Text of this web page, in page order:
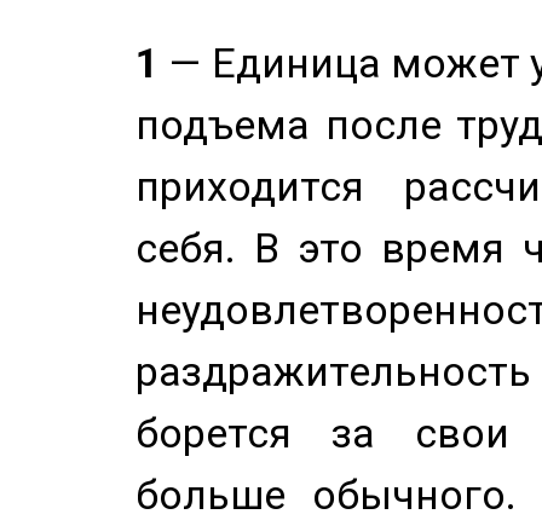
1 — Единица может
подъема после
приходится
себя. В это время
борется за свои
больше